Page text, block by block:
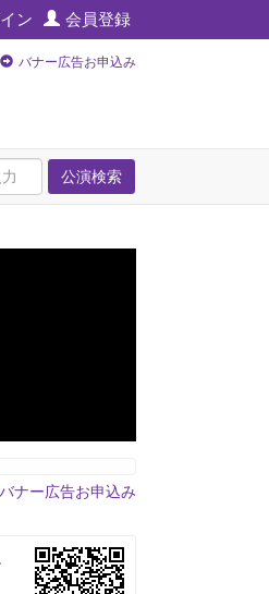
ン 会員登録
バナー広告お申込み
公演検索
バナー広告お申込み